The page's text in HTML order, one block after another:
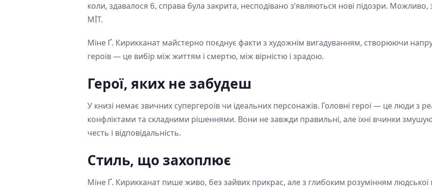
коли, здавалося б, справа була закрита, несподівано з’являються нові підозри. Можливо,
MİT.
Міне Ґ. Кирикканат майстерно поєднує факти з художнім вигадуванням, створюючи
героїв — це вибір між життям і смертю, між вірністю і зрадою.
Герої, яких не забудеш
У книзі немає звичних супергероїв чи ідеальних персонажів. Головні герої — це люди з
конфліктами та складними рішеннями. Вони не завжди правильні, але їхні вчинки
честь і відповідальність.
Стиль, що захоплює
Міне Ґ. Кирикканат пише живо, без зайвих прикрас, але з глибоким розумінням людської